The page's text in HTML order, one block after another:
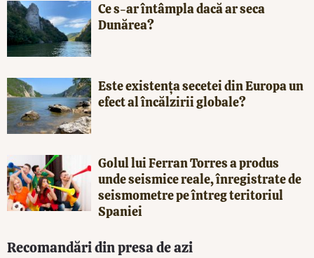
Ce s-ar întâmpla dacă ar seca
Dunărea?
Este existența secetei din Europa un
efect al încălzirii globale?
Golul lui Ferran Torres a produs
unde seismice reale, înregistrate de
seismometre pe întreg teritoriul
Spaniei
Recomandări din presa de azi